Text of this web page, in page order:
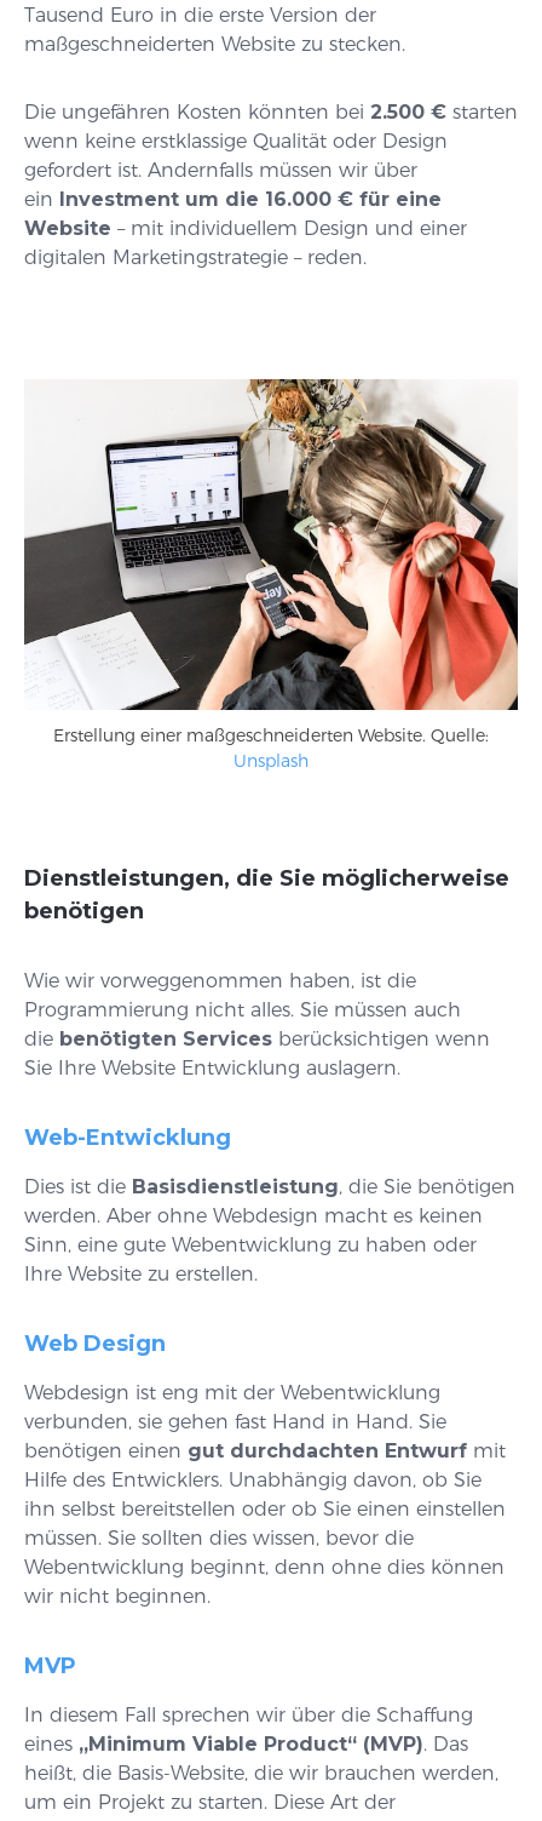
Tausend Euro in die erste Version der
maßgeschneiderten Website zu stecken.
Die ungefähren Kosten könnten bei 2.500 € starten
wenn keine erstklassige Qualität oder Design
gefordert ist. Andernfalls müssen wir über
ein
Investment um die 16.000 € für eine
Website – mit individuellem Design und einer
digitalen Marketingstrategie – reden.
Erstellung einer maßgeschneiderten Website. Quelle:
Unsplash
Dienstleistungen, die Sie möglicherweise
benötigen
Wie wir vorweggenommen haben, ist die
Programmierung nicht alles. Sie müssen auch
die benötigten Services berücksichtigen wenn
Sie Ihre Website Entwicklung auslagern.
Web-Entwicklung
Dies ist die Basisdienstleistung, die Sie benötigen
werden. Aber ohne Webdesign macht es keinen
Sinn, eine gute Webentwicklung zu haben oder
Ihre Website zu erstellen.
Web Design
Webdesign ist eng mit der Webentwicklung
verbunden, sie gehen fast Hand in Hand. Sie
benötigen einen gut durchdachten Entwurf mit
Hilfe des Entwicklers. Unabhängig davon, ob Sie
ihn selbst bereitstellen oder ob Sie einen einstellen
müssen. Sie sollten dies wissen, bevor die
Webentwicklung beginnt, denn ohne dies können
wir nicht beginnen.
MVP
In diesem Fall sprechen wir über die Schaffung
eines „Minimum Viable Product“ (MVP). Das
heißt, die Basis-Website, die wir brauchen werden,
um ein Projekt zu starten. Diese Art der